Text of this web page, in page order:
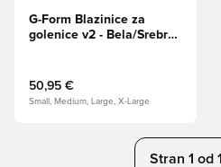
G-Form Blazinice za
golenice v2 - Bela/Srebrna
50,95 €
Small, Medium, Large, X-Large
Stran 1 od 1